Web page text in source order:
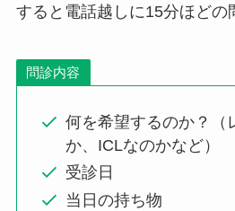
すると電話越しに15分ほどの
問診内容
何を希望するのか？（
か、ICLなのかなど）
受診日
当日の持ち物